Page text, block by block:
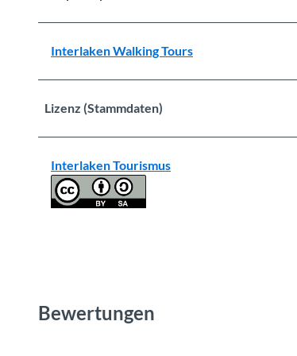
Interlaken Walking Tours
Lizenz (Stammdaten)
Interlaken Tourismus
Bewertungen